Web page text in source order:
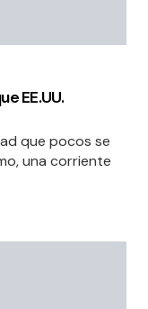
EE.UU.
que pocos se
una corriente